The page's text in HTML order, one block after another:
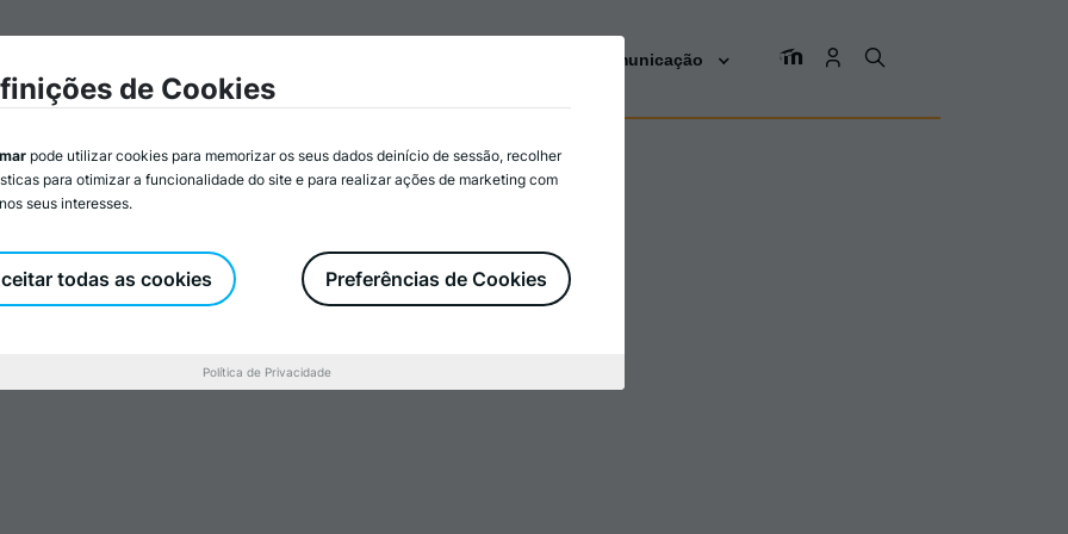
Comunicação
Análise e
Política
de Cookies
pode utilizar cookies para memorizar os seus dados deinício de sessão, recolher
para otimizar a funcionalidade do site e para realizar ações de marketing com
seus interesses.
Preferências de Cookies
todas as cookies
Política de Privacidade